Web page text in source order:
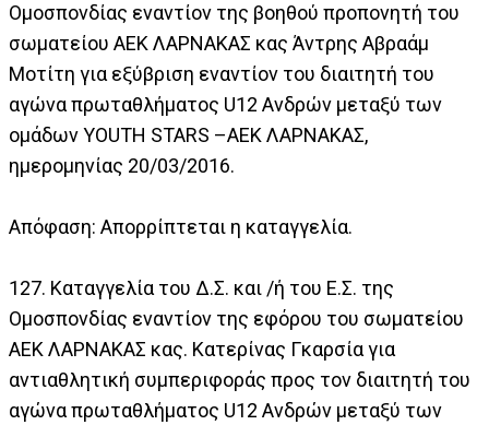
Ομοσπονδίας εναντίον της βοηθού προπονητή του
σωματείου ΑΕΚ ΛΑΡΝΑΚΑΣ κας Άντρης Αβραάμ
Μοτίτη για εξύβριση εναντίον του διαιτητή του
αγώνα πρωταθλήματος U12 Ανδρών μεταξύ των
ομάδων YOUTH STARS –ΑΕΚ ΛΑΡΝΑΚΑΣ,
ημερομηνίας 20/03/2016.
Απόφαση: Απορρίπτεται η καταγγελία.
127. Καταγγελία του Δ.Σ. και /ή του Ε.Σ. της
Ομοσπονδίας εναντίον της εφόρου του σωματείου
ΑΕΚ ΛΑΡΝΑΚΑΣ κας. Κατερίνας Γκαρσία για
αντιαθλητική συμπεριφοράς προς τον διαιτητή του
αγώνα πρωταθλήματος U12 Ανδρών μεταξύ των